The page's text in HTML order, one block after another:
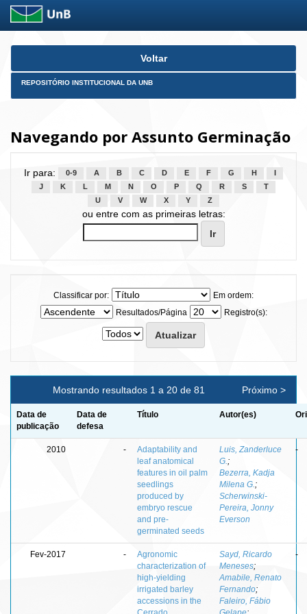
Skip
Voltar
REPOSITÓRIO INSTITUCIONAL DA UNB
Navegando por Assunto Germinação
Ir para: 0-9 A B C D E F G H
J
K L M N O P Q R S
T
U
V W X Y Z
ou entre com as primeiras letras:
Classificar por:
Em ordem:
Resultados/Página
Registro(s):
Mostrando resultados 1 a 20 de 81 Próximo >
Data de
publicação
Data de
defesa
Título Autor(es)
2010 -
Adaptability and
leaf anatomical
features in oil palm
seedlings
produced by
embryo rescue
and pre-
germinated seeds
Luis, Zanderluce
G. ;
Bezerra, Kadja
Milena G. ;
Scherwinski-
Pereira, Jonny
Everson
-
Fev-2017 -
Agronomic
characterization of
high-yielding
irrigated barley
accessions in the
Sayd, Ricardo
Meneses;
Amabile, Renato
Fernando;
Faleiro, Fábio
-